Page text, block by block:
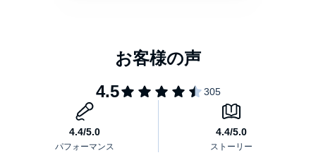
本タイトルには付属資料・PDFが用意されています。ご購入後、